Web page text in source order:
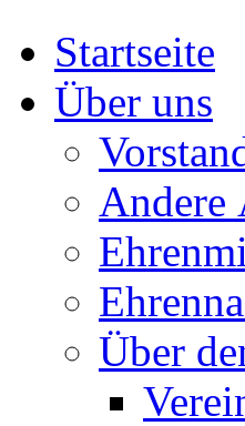
Startseite
Über uns
Andere
Über